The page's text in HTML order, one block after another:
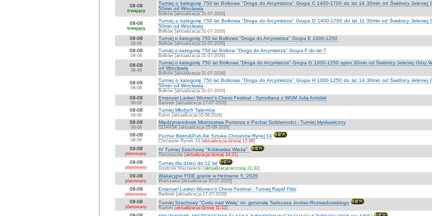
08-08
trwający
Turniej o kategorię 750 lat Bolkowa "Droga do Arcymistrza" Grupa C 1400-1700 do lat 14 30min od Świdnicy Jeleniej
50min od Wrocławia
Bolków [aktualizacja:31-07-2026]
08-08
trwający
Turniej o kategorię 750 lat Bolkowa "Droga do Arcymistrza" Grupa D 1400-1700 do lat 11 30min od Świdnicy Jeleniej
50min od Wrocławia
Bolków [aktualizacja:31-07-2026]
08-08
08-08
Turniej o kategorię 750 lat Bolkowa "Droga do Arcymistrza" Grupa E 1000-1250
Bolków [aktualizacja:31-07-2026]
08-08
08-08
Turniej o kategorię 750 lat Bolkow "Droga do Arcymistrza" Grupa F do lat 7
Bolków [aktualizacja:31-07-2026]
08-08
08-08
Turniej o kategorię 750 lat Bolkowa "Droga do Arcymistrza" Grupa G 1000-1250 open 30min od Świdnicy Jeleniej Góry
od Wrocławia
Bolków [aktualizacja:31-07-2026]
08-08
08-08
Turniej o kategorię 750 lat Bolkowa "Droga do Arcymistrza" Grupa H 1000-1250 do lat 14 30min od Świdnicy Jeleniej
50min od Wrocławia
Bolków [aktualizacja:31-07-2026]
08-08
08-08
Emanuel Lasker Women's Chess Festival - Symultana z WGM Julią Antolak
Barlinek [aktualizacja:17-07-2026]
08-08
08-08
Turniej Młodych Talentów
Kutno [aktualizacja:03-08-2026]
08-08
08-08
Międzynarodowe Mistrzostwa Pomorza o Puchar Solidarności - Turniej błyskawiczny
GDAŃSK [aktualizacja:05-08-2026]
08-08
08-08
Puchar Bistro&Pub Ale Sztuka Chrzanów Rynej 14
Chrzanów Rynek 14 [aktualizacja:dzisiaj 12:40]
09-08
planowany
IV Turniej Szachowy "Królewska Wieża"
Ostrzeszów [aktualizacja:dzisiaj 14:21]
09-08
planowany
Turniej dla dzieci do 12 lat
Grodzisk Mazowiecki [aktualizacja:wczoraj 21:32]
09-08
planowany
Wakacyjne FIDE granie w Hetmanie 5_2026
Warszawa [aktualizacja:30-07-2026]
09-08
planowany
Emanuel Lasker Women's Chess Festival - Turniej Rapid Fide
Barlinek [aktualizacja:17-07-2026]
09-08
planowany
Turniej Szachowy "Cudu nad Wisłą" im. generała Tadeusza Jordan-Rozwadowskiego
Radom [aktualizacja:dzisiaj 11:12]